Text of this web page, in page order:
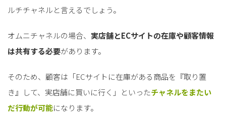
ルチチャネルと言えるでしょう。
オムニチャネルの場合、 実店舗とECサイトの在庫や顧客情報
は共有する必要があります。
そのため、顧客は「ECサイトに在庫がある商品を『取り置
き』して、実店舗に買いに行く」といったチャネルをまたい
だ行動が可能になります。